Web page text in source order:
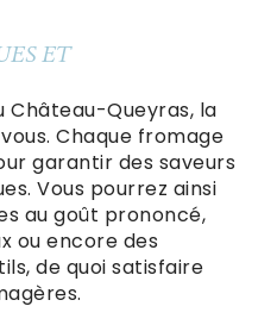
ET
Château-Queyras, la
Chaque fromage
garantir des saveurs
Vous pourrez ainsi
au goût prononcé,
ou encore des
de quoi satisfaire